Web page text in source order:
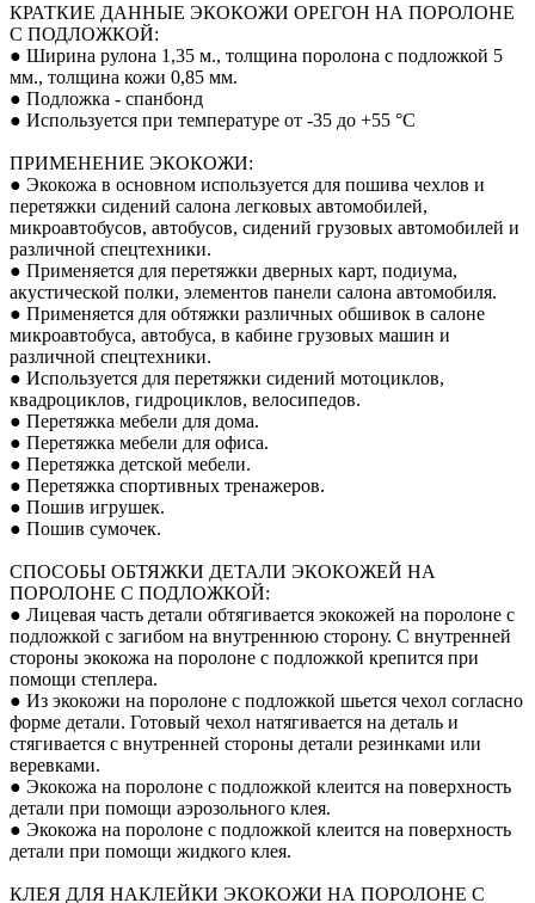
КРАТКИЕ ДАННЫЕ ЭКОКОЖИ ОРЕГОН НА ПОРОЛОНЕ
С ПОДЛОЖКОЙ:
● Ширина рулона 1,35 м., толщина поролона с подложкой 5
мм., толщина кожи 0,85 мм.
● Подложка - спанбонд
● Используется при температуре от -35 до +55 °С
ПРИМЕНЕНИЕ ЭКОКОЖИ:
● Экокожа в основном используется для пошива чехлов и
перетяжки сидений салона легковых автомобилей,
микроавтобусов, автобусов, сидений грузовых автомобилей и
различной спецтехники.
● Применяется для перетяжки дверных карт, подиума,
акустической полки, элементов панели салона автомобиля.
● Применяется для обтяжки различных обшивок в салоне
микроавтобуса, автобуса, в кабине грузовых машин и
различной спецтехники.
● Используется для перетяжки сидений мотоциклов,
квадроциклов, гидроциклов, велосипедов.
● Перетяжка мебели для дома.
● Перетяжка мебели для офиса.
● Перетяжка детской мебели.
● Перетяжка спортивных тренажеров.
● Пошив игрушек.
● Пошив сумочек.
СПОСОБЫ ОБТЯЖКИ ДЕТАЛИ ЭКОКОЖЕЙ НА
ПОРОЛОНЕ С ПОДЛОЖКОЙ:
● Лицевая часть детали обтягивается экокожей на поролоне с
подложкой с загибом на внутреннюю сторону. С внутренней
стороны экокожа на поролоне с подложкой крепится при
помощи степлера.
● Из экокожи на поролоне с подложкой шьется чехол согласно
форме детали. Готовый чехол натягивается на деталь и
стягивается с внутренней стороны детали резинками или
веревками.
● Экокожа на поролоне с подложкой клеится на поверхность
детали при помощи аэрозольного клея.
● Экокожа на поролоне с подложкой клеится на поверхность
детали при помощи жидкого клея.
КЛЕЯ ДЛЯ НАКЛЕЙКИ ЭКОКОЖИ НА ПОРОЛОНЕ С